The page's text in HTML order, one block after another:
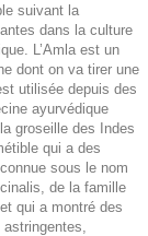
suivant la
dans la culture
L’Amla est un
dont on va tirer une
utilisée depuis des
ayurvédique
groseille des Indes
qui a des
sous le nom
de la famille
qui a montré des